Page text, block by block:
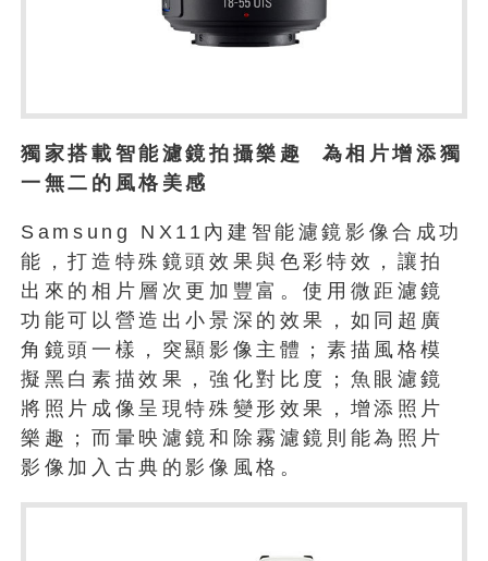
獨家搭載智能濾鏡拍攝樂趣 為相片增添獨
一無二的風格美感
Samsung NX11內建智能濾鏡影像合成功
能，打造特殊鏡頭效果與色彩特效，讓拍
出來的相片層次更加豐富。使用微距濾鏡
功能可以營造出小景深的效果，如同超廣
角鏡頭一樣，突顯影像主體；素描風格模
擬黑白素描效果，強化對比度；魚眼濾鏡
將照片成像呈現特殊變形效果，增添照片
樂趣；而暈映濾鏡和除霧濾鏡則能為照片
影像加入古典的影像風格。